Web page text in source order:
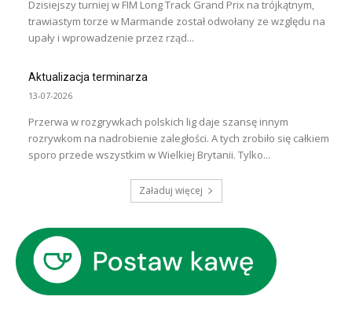
Dzisiejszy turniej w FIM Long Track Grand Prix na trójkątnym,
trawiastym torze w Marmande został odwołany ze względu na
upały i wprowadzenie przez rząd...
Aktualizacja terminarza
13-07-2026
Przerwa w rozgrywkach polskich lig daje szansę innym
rozrywkom na nadrobienie zaległości. A tych zrobiło się całkiem
sporo przede wszystkim w Wielkiej Brytanii. Tylko...
Załaduj więcej